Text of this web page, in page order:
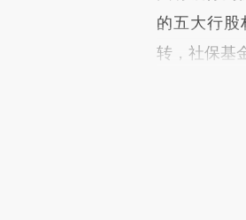
的五大行股
转，社保基